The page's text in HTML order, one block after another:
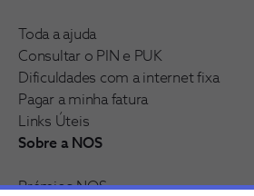
Toda a ajuda
Consultar o PIN e PUK
Dificuldades com a internet fixa
Pagar a minha fatura
Links Úteis
Sobre a NOS
Prémios NOS